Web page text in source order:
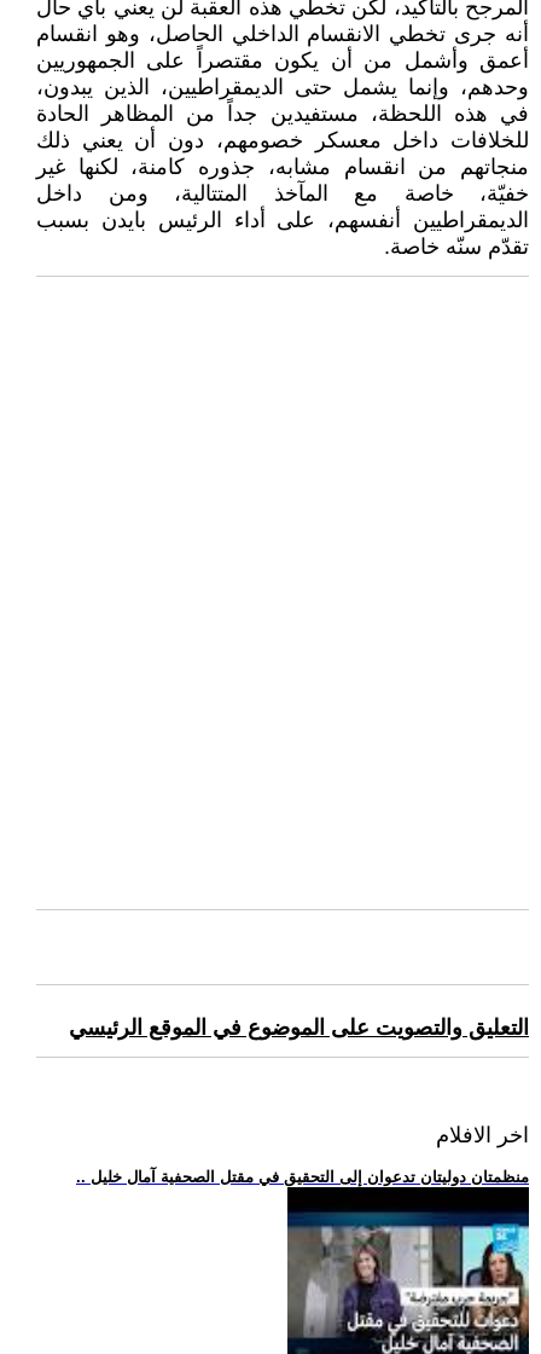
المرجح بالتأكيد، لكن تخطي هذه العقبة لن يعني بأي حال
أنه جرى تخطي الانقسام الداخلي الحاصل، وهو انقسام
أعمق وأشمل من أن يكون مقتصراً على الجمهوريين
وحدهم، وإنما يشمل حتى الديمقراطيين، الذين يبدون،
في هذه اللحظة، مستفيدين جداً من المظاهر الحادة
للخلافات داخل معسكر خصومهم، دون أن يعني ذلك
منجاتهم من انقسام مشابه، جذوره كامنة، لكنها غير
خفيّة، خاصة مع المآخذ المتتالية، ومن داخل
الديمقراطيين أنفسهم، على أداء الرئيس بايدن بسبب
تقدّم سنّه خاصة.
التعليق والتصويت على الموضوع في الموقع الرئيسي
اخر الافلام
.. منظمتان دوليتان تدعوان إلى التحقيق في مقتل الصحفية آمال خليل